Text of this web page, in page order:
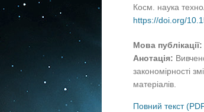
Косм. наука
https://doi.org/
Мова публікації:
Анотація:
закономірності
матеріалів.
Повний текст